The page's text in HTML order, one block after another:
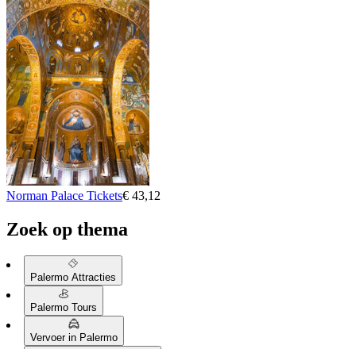
Norman Palace Tickets€ 43,12
Zoek op thema
Palermo Attracties
Palermo Tours
Vervoer in Palermo